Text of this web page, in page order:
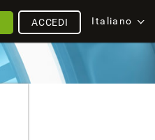
Italiano
ACCEDI